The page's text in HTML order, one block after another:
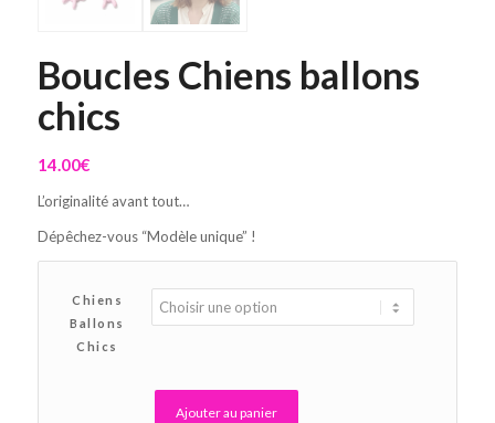
Boucles Chiens ballons
chics
14.00€
L’originalité avant tout…
Dépêchez-vous “Modèle unique” !
Chiens
Ballons
Chics
Ajouter au panier